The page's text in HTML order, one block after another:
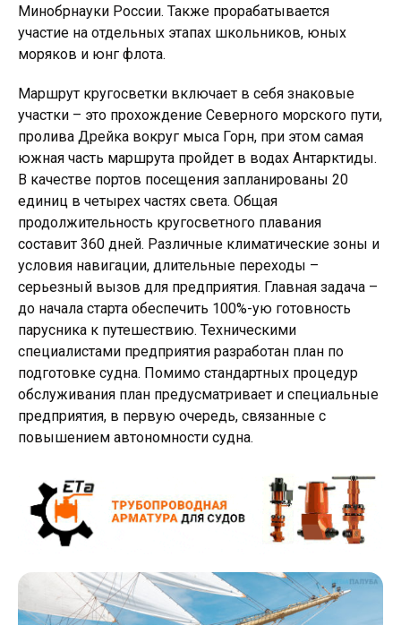
Минобрнауки России. Также прорабатывается
участие на отдельных этапах школьников, юных
моряков и юнг флота.
Маршрут кругосветки включает в себя знаковые
участки – это прохождение Северного морского пути,
пролива Дрейка вокруг мыса Горн, при этом самая
южная часть маршрута пройдет в водах Антарктиды.
В качестве портов посещения запланированы 20
единиц в четырех частях света. Общая
продолжительность кругосветного плавания
составит 360 дней. Различные климатические зоны и
условия навигации, длительные переходы –
серьезный вызов для предприятия. Главная задача –
до начала старта обеспечить 100%-ую готовность
парусника к путешествию. Техническими
специалистами предприятия разработан план по
подготовке судна. Помимо стандартных процедур
обслуживания план предусматривает и специальные
предприятия, в первую очередь, связанные с
повышением автономности судна.